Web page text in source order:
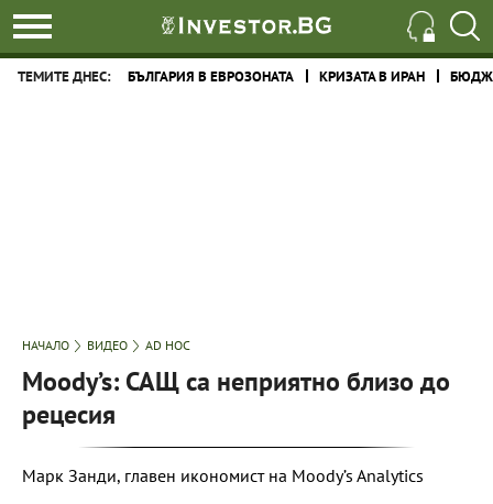
ТЕМИТЕ ДНЕС: БЪЛГАРИЯ В ЕВРОЗОНАТА КРИЗАТА В ИРАН
НАЧАЛО ВИДЕО AD HOC
Moody’s: САЩ са неприятно близо до
рецесия
Марк Занди, главен икономист на Moody’s Analytics